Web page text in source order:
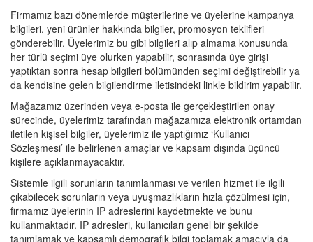
Firmamız bazı dönemlerde müşterilerine ve üyelerine kampanya
bilgileri, yeni ürünler hakkında bilgiler, promosyon teklifleri
gönderebilir. Üyelerimiz bu gibi bilgileri alıp almama konusunda
her türlü seçimi üye olurken yapabilir, sonrasında üye girişi
yaptıktan sonra hesap bilgileri bölümünden seçimi değiştirebilir ya
da kendisine gelen bilgilendirme iletisindeki linkle bildirim yapabilir.
Mağazamız üzerinden veya e-posta ile gerçekleştirilen onay
sürecinde, üyelerimiz tarafından mağazamıza elektronik ortamdan
iletilen kişisel bilgiler, üyelerimiz ile yaptığımız ‘Kullanıcı
Sözleşmesi’ ile belirlenen amaçlar ve kapsam dışında üçüncü
kişilere açıklanmayacaktır.
Sistemle ilgili sorunların tanımlanması ve verilen hizmet ile ilgili
çıkabilecek sorunların veya uyuşmazlıkların hızla çözülmesi için,
firmamız üyelerinin IP adreslerini kaydetmekte ve bunu
kullanmaktadır. IP adresleri, kullanıcıları genel bir şekilde
tanımlamak ve kapsamlı demografik bilgi toplamak amacıyla da